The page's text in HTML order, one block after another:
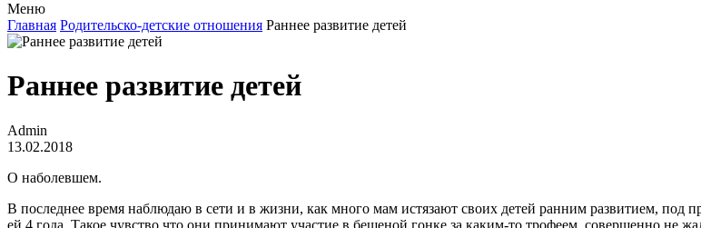
Меню
Главная Родительско-детские отношения Раннее развитие детей
Раннее развитие детей
Admin
13.02.2018
О наболевшем.
В последнее время наблюдаю в сети и в жизни, как много мам истязают своих детей ранним развитием, под
ей 4 года. Такое чувство что они принимают участие в бешеной гонке за каким-то трофеем, совершенно не